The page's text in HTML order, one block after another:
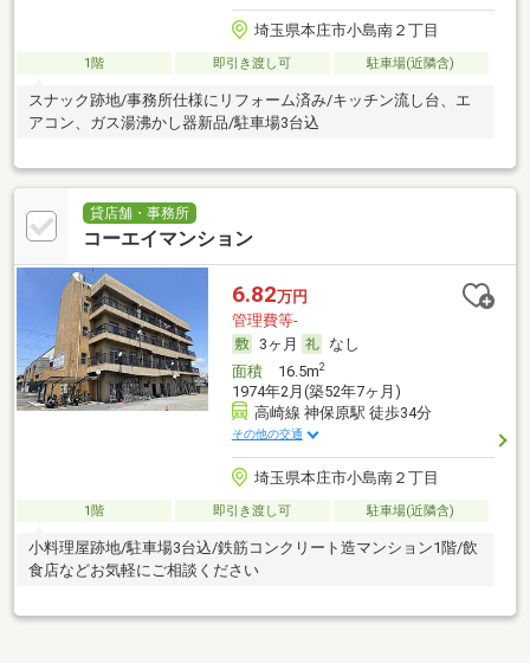
埼玉県本庄市小島南２丁目
1階 即引き渡し可 駐車場(近隣含)
スナック跡地/事務所仕様にリフォーム済み/キッチン流し台、エ
アコン、ガス湯沸かし器新品/駐車場3台込
貸店舗・事務所
コーエイマンション
6.82万円
管理費等-
3ヶ月
なし
面積16.5m2
1974年2月(築52年7ヶ月)
高崎線 神保原駅 徒歩34分
その他の交通
埼玉県本庄市小島南２丁目
1階 即引き渡し可 駐車場(近隣含)
小料理屋跡地/駐車場3台込/鉄筋コンクリート造マンション1階/飲
食店などお気軽にご相談ください